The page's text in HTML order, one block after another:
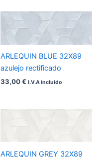
ARLEQUIN BLUE 32X89
azulejo rectificado
33,00€ I.V.A incluido
ARLEQUIN GREY 32X89